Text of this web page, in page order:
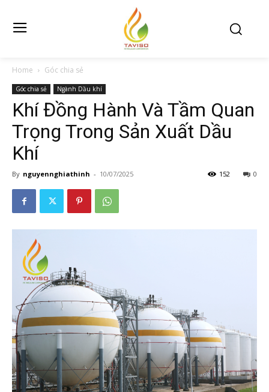
Home Góc chia sẻ
Góc chia sẻ Ngành Dầu khí
Khí Đồng Hành Và Tầm Quan
Trọng Trong Sản Xuất Dầu
Khí
By nguyennghiathinh - 10/07/2025 0
152